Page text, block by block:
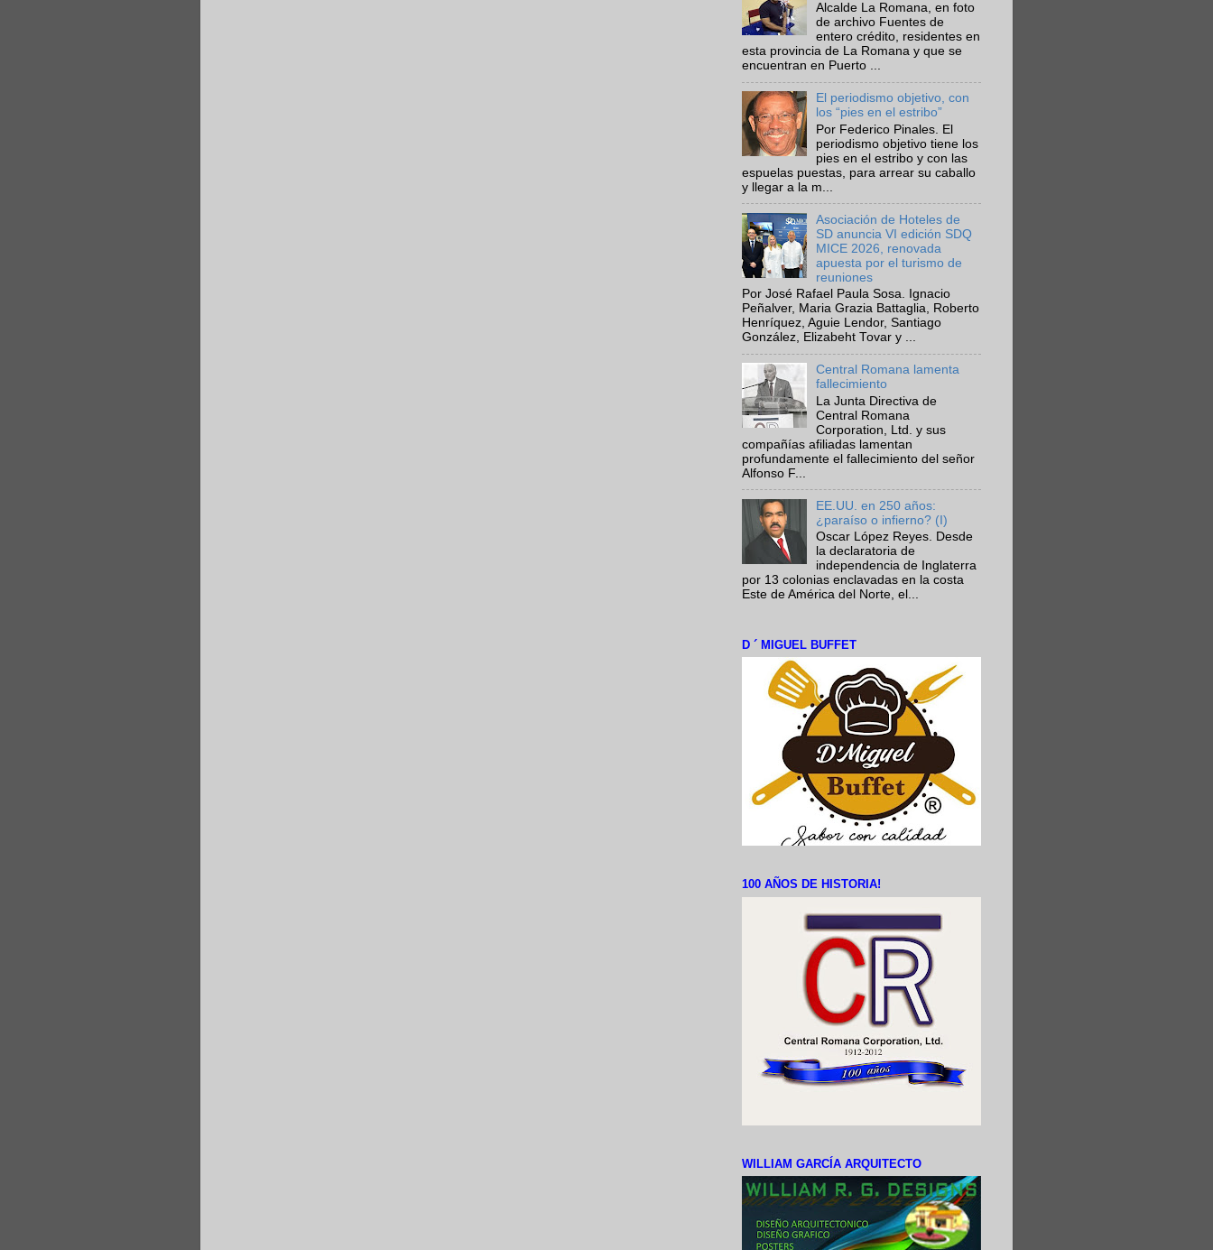
Alcalde La Romana, en foto
de archivo Fuentes de
entero crédito, residentes en
esta provincia de La Romana y que se
encuentran en Puerto ...
El periodismo objetivo, con
los “pies en el estribo”
Por Federico Pinales. El
periodismo objetivo tiene los
pies en el estribo y con las
espuelas puestas, para arrear su caballo
y llegar a la m...
Asociación de Hoteles de
SD anuncia VI edición SDQ
MICE 2026, renovada
apuesta por el turismo de
reuniones
Por José Rafael Paula Sosa. Ignacio
Peñalver, Maria Grazia Battaglia, Roberto
Henríquez, Aguie Lendor, Santiago
González, Elizabeht Tovar y ...
Central Romana lamenta
fallecimiento
La Junta Directiva de
Central Romana
Corporation, Ltd. y sus
compañías afiliadas lamentan
profundamente el fallecimiento del señor
Alfonso F...
EE.UU. en 250 años:
¿paraíso o infierno? (I)
Oscar López Reyes. Desde
la declaratoria de
independencia de Inglaterra
por 13 colonias enclavadas en la costa
Este de América del Norte, el...
D ´ MIGUEL BUFFET
100 AÑOS DE HISTORIA!
WILLIAM GARCÍA ARQUITECTO